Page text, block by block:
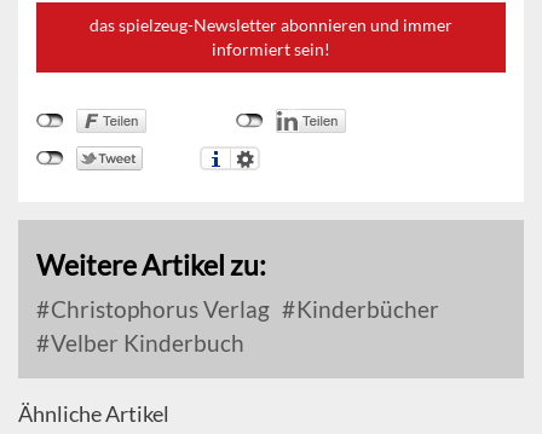
das spielzeug-Newsletter abonnieren und immer
informiert sein!
Weitere Artikel zu:
Christophorus Verlag
Kinderbücher
Velber Kinderbuch
Ähnliche Artikel